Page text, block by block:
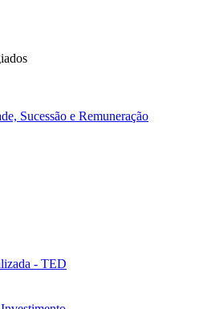
Sucessão e Remuneração
- TED